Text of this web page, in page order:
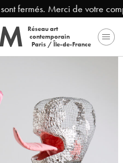
fermés. Merci de votre
Réseau art
contemporain
Paris / Île-de-France